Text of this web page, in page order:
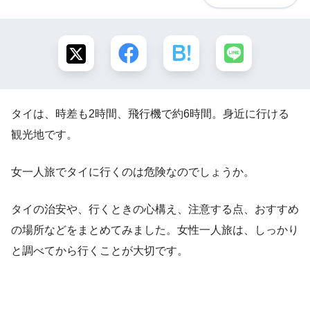
タイは、時差も2時間、飛行機で約6時間。身近に行ける
観光地です。
女一人旅でタイに行くのは危険なのでしょうか。
タイの治安や、行くときの心構え、注意する点、おすすめ
の場所などをまとめてみました。女性一人旅は、しっかり
と調べてから行くことが大切です。